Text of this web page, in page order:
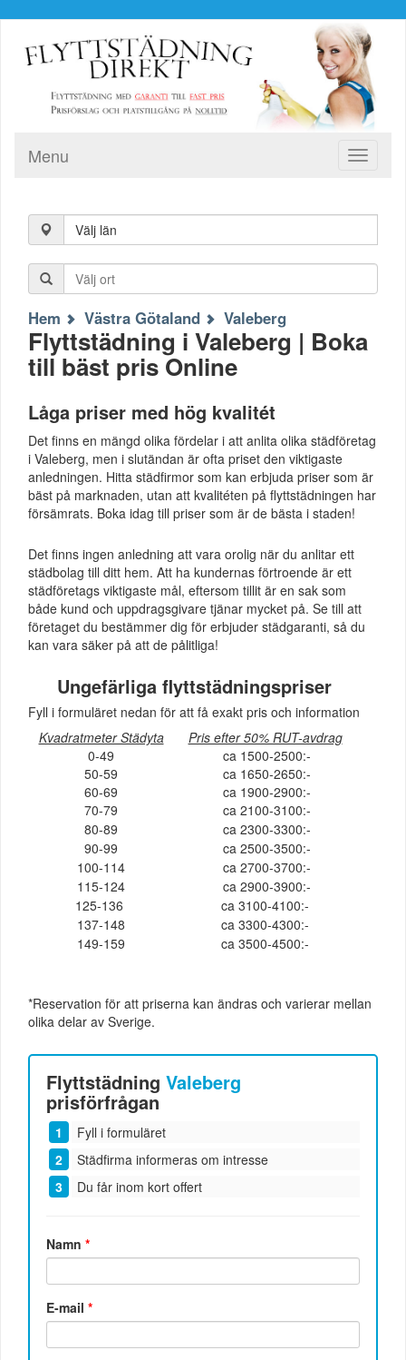
Toggle
Menu
Välj län
Hem Västra Götaland Valeberg
Flyttstädning i Valeberg | Boka
till bäst pris Online
Låga priser med hög kvalitét
Det finns en mängd olika fördelar i att anlita olika städföretag
i Valeberg, men i slutändan är ofta priset den viktigaste
anledningen. Hitta städfirmor som kan erbjuda priser som är
bäst på marknaden, utan att kvalitéten på flyttstädningen har
försämrats. Boka idag till priser som är de bästa i staden!
Det finns ingen anledning att vara orolig när du anlitar ett
städbolag till ditt hem. Att ha kundernas förtroende är ett
städföretags viktigaste mål, eftersom tillit är en sak som
både kund och uppdragsgivare tjänar mycket på. Se till att
företaget du bestämmer dig för erbjuder städgaranti, så du
kan vara säker på att de pålitliga!
Ungefärliga flyttstädningspriser
Fyll i formuläret nedan för att få exakt pris och information
Kvadratmeter Städyta
Pris efter 50% RUT-avdrag
0-49
ca 1500-2500:-
50-59
ca 1650-2650:-
60-69
ca 1900-2900:-
70-79
ca 2100-3100:-
80-89
ca 2300-3300:-
90-99
ca 2500-3500:-
100-114
ca 2700-3700:-
115-124
ca 2900-3900:-
125-136
ca 3100-4100:-
137-148
ca 3300-4300:-
149-159
ca 3500-4500:-
*Reservation för att priserna kan ändras och varierar mellan
olika delar av Sverige.
FlyttstädningValeberg
prisförfrågan
Fyll i formuläret
Städfirma informeras om intresse
Du får inom kort offert
Namn*
E-mail*